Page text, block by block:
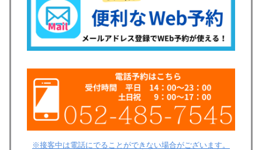
※接客中は電話にでることができない場合がございます。